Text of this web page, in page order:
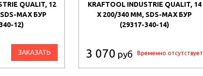
QUALIT, 12
MAX БУР
12)
ЗАКАЗАТЬ
KRAFTOOL INDUSTRIE QUALIT, 14
X 200/340 ММ, SDS-MAX БУР
(29317-340-14)
3 070 руб Временно отсутствует